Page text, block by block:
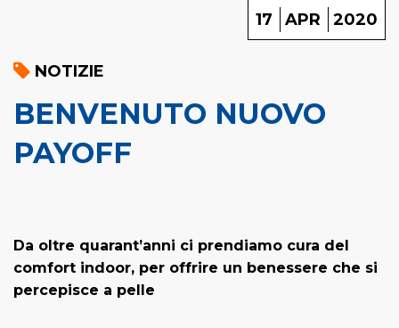
17 APR 2020
NOTIZIE
BENVENUTO NUOVO
PAYOFF
Da oltre quarant’anni ci prendiamo cura del
comfort indoor, per offrire un benessere che si
percepisce a pelle